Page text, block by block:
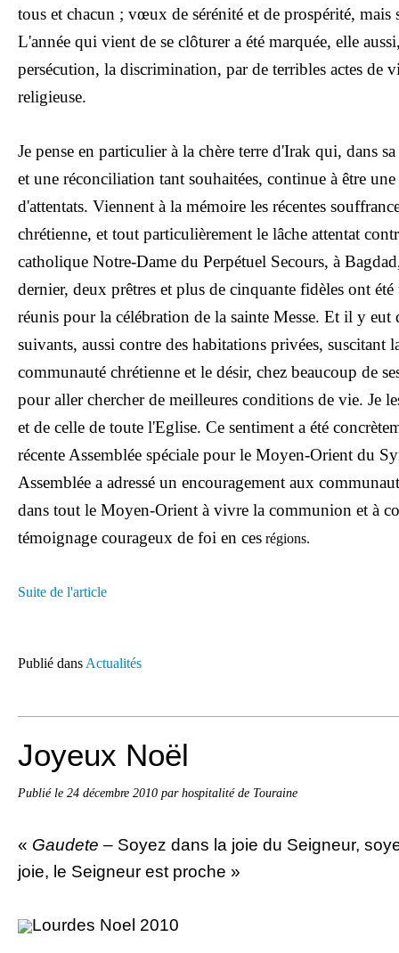
tous et chacun ; vœux de sérénité et de prospérité,
L'année qui vient de se clôturer a été marquée, elle
persécution, la discrimination, par de terribles actes de
religieuse.
Je pense en particulier à la chère terre d'Irak qui, dans
et une réconciliation tant souhaitées, continue à être
d'attentats. Viennent à la mémoire les récentes
chrétienne, et tout particulièrement le lâche attentat
catholique Notre-Dame du Perpétuel Secours, à
dernier, deux prêtres et plus de cinquante fidèles ont
réunis pour la célébration de la sainte Messe. Et il y eut
suivants, aussi contre des habitations privées, suscitant
communauté chrétienne et le désir, chez beaucoup de
pour aller chercher de meilleures conditions de vie. Je
et de celle de toute l'Eglise. Ce sentiment a été
récente Assemblée spéciale pour le Moyen-Orient du
Assemblée a adressé un encouragement aux
dans tout le Moyen-Orient à vivre la communion et à
témoignage courageux de foi en ces régions.
Suite de l'article
Publié dans Actualités
Joyeux Noël
Publié le 24 décembre 2010 par hospitalité de Touraine
« Gaudete – Soyez dans la joie du Seigneur,
joie, le Seigneur est proche »